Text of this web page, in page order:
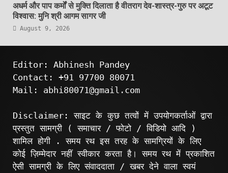
अधर्म और पाप कर्मों से मुक्ति दिलाता है वीतराग देव-शास्त्र-गुरु पर अटूट
विश्वास: मुनि श्री आगम सागर जी
August 9, 2026
Editor: Abhinesh Pandey
Contact: +91 97700 80071
Mail: abhi80071@gmail.com
Disclaimer: साइट के कुछ तत्वों में उपयोगकर्ताओं द्वारा
प्रस्तुत सामग्री ( समाचार / फोटो / विडियो आदि )
शामिल होगी . समय रथ इस तरह के सामग्रियों के लिए
कोई ज़िम्मेदार नहीं स्वीकार करता है। समय रथ में प्रकाशित
ऐसी सामग्री के लिए संवाददाता / खबर देने वाला स्वयं